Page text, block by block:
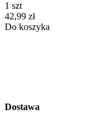
1 szt
Cena
42,99 zł
Do koszyka
Dostawa